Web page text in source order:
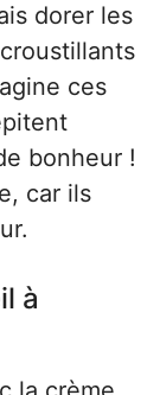
dorer les
ces
bonheur !
car ils
à